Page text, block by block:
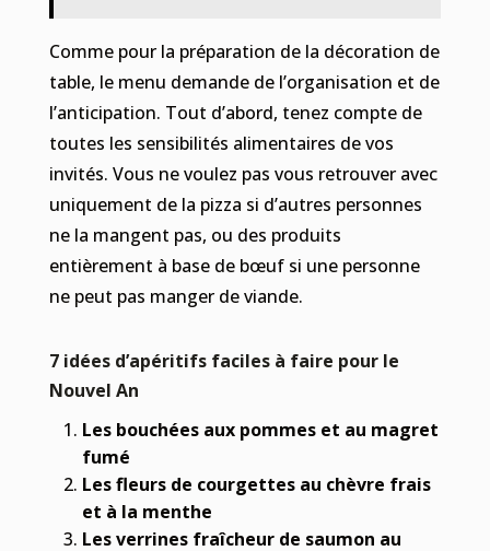
Comme pour la préparation de la décoration de
table, le menu demande de l’organisation et de
l’anticipation. Tout d’abord, tenez compte de
toutes les sensibilités alimentaires de vos
invités. Vous ne voulez pas vous retrouver avec
uniquement de la pizza si d’autres personnes
ne la mangent pas, ou des produits
entièrement à base de bœuf si une personne
ne peut pas manger de viande.
7 idées d’apéritifs faciles à faire pour le
Nouvel An
Les bouchées aux pommes et au magret
fumé
Les fleurs de courgettes au chèvre frais
et à la menthe
Les verrines fraîcheur de saumon au